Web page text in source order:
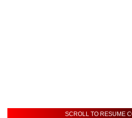
SCROLL TO RESUME